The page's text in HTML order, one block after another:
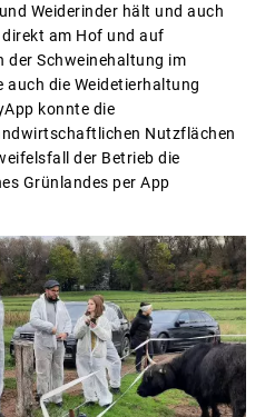
Weiderinder hält und auch
am Hof und auf
der Schweinehaltung im
auch die Weidetierhaltung
konnte die
Nutzflächen
der Betrieb die
Grünlandes per App